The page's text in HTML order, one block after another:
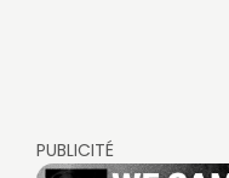
PUBLICITÉ